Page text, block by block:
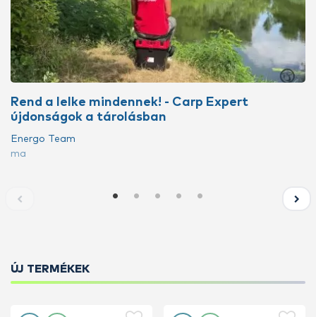
Rend a lelke mindennek! - Carp Expert
újdonságok a tárolásban
Energo Team
ma
ÚJ TERMÉKEK